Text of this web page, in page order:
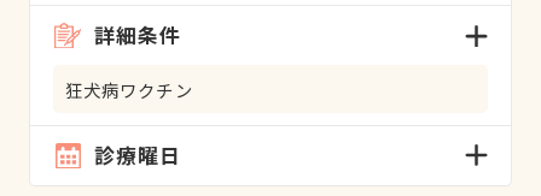
詳細条件
狂犬病ワクチン
診療曜日